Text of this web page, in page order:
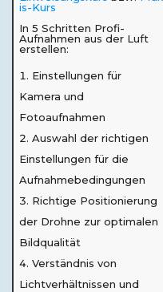
is-Kurs
In 5 Schritten Profi-
Aufnahmen aus der Luft
erstellen:
Einstellungen für
Kamera und
Fotoaufnahmen
Auswahl der richtigen
Einstellungen für die
Aufnahmebedingungen
Richtige Positionierung
der Drohne zur optimalen
Bildqualität
Verständnis von
Lichtverhältnissen und